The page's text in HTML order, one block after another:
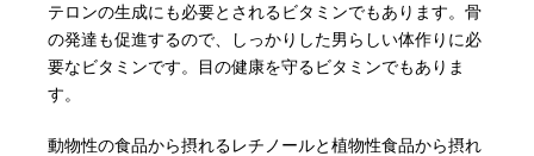
テロンの生成にも必要とされるビタミンでもあります。骨
の発達も促進するので、しっかりした男らしい体作りに必
要なビタミンです。目の健康を守るビタミンでもありま
す。
動物性の食品から摂れるレチノールと植物性食品から摂れ